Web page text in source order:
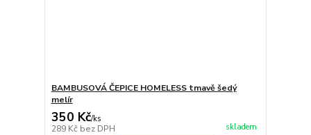
BAMBUSOVÁ ČEPICE HOMELESS tmavě šedý
melír
350 Kč/ks
289 Kč bez DPH skladem